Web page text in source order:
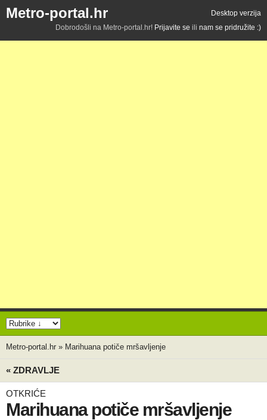
Metro-portal.hr
Desktop verzija
Dobrodošli na Metro-portal.hr! Prijavite se ili nam se pridružite :)
Metro-portal.hr » Marihuana potiče mršavljenje
« ZDRAVLJE
OTKRIĆE
Marihuana potiče mršavljenje